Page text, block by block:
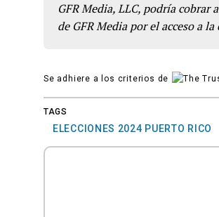
GFR Media, LLC, podría
de GFR Media por el acceso a
Se adhiere a los criterios de
TAGS
ELECCIONES 2024 PUERTO RICO